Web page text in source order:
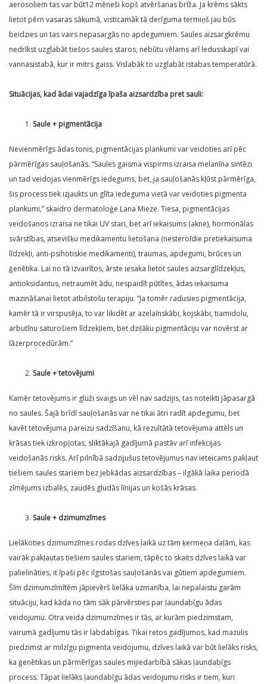
aerosoliem tas var būt12 mēneši kopš atvēršanas brīža. Ja krēms sākts
lietot pērn vasaras sākumā, visticamāk tā derīguma termiņš jau būs
beidzies un tas vairs nepasargās no apdegumiem. Saules aizsargkrēmu
nedrīkst uzglabāt tiešos saules staros, nebūtu vēlams arī ledusskapī vai
vannasistabā, kur ir mitrs gaiss. Vislabāk to uzglabāt istabas temperatūrā.
Situācijas, kad ādai vajadzīga īpaša aizsardzība pret sauli:
Saule + pigmentācija
Nevienmērīgs ādas tonis, pigmentācijas plankumi var veidoties arī pēc
pārmērīgas sauļošanās. “Saules gaisma vispirms izraisa melanīna sintēzi
un tad veidojas vienmērīgs iedegums, bet, ja sauļošanās kļūst pārmērīga,
šis process tiek izjaukts un glīta iedeguma vietā var veidoties pigmenta
plankumi,” skaidro dermatoloģe Lana Mieze. Tiesa, pigmentācijas
veidošanos izraisa ne tikai UV stari, bet arī iekaisums (akne), hormonālas
svārstības, atsevišķu medikamentu lietošana (nesteroīdie pretiekaisuma
līdzekļi, anti-psihotiskie medikamenti), traumas, apdegumi, brūces un
ģenētika. Lai no tā izvairītos, ārste iesaka lietot saules aizsarglīdzekļus,
antioksidantus, netraumēt ādu, nespaidīt pūtītes, ādas iekaisuma
mazināšanai lietot atbilstošu terapiju. “Ja tomēr radusies pigmentācija,
kamēr tā ir virspusēja, to var likidēt ar azelaīnskābi, kojskābi, tiamidolu,
arbutīnu saturošiem līdzekļiem, bet dziļāku pigmentāciju var novērst ar
lāzerprocedūrām.”
Saule + tetovējumi
Kamēr tetovējums ir gluži svaigs un vēl nav sadzijis, tas noteikti jāpasargā
no saules. Šajā brīdī sauļošanās var ne tikai ātri radīt apdegumu, bet
kavēt tetovējuma pareizu sadzīšanu, kā rezultātā tetovējuma attēls un
krāsas tiek izkropļotas, sliktākajā gadījumā pastāv arī infekcijas
veidošanās risks. Arī pilnībā sadzijušus tetovējumus nav ieteicams pakļaut
tiešiem saules stariem bez jebkādas aizsardzības – ilgākā laika periodā
zīmējums izbalēs, zaudēs gludās līnijas un košās krāsas.
Saule + dzimumzīmes
Lielākoties dzimumzīmes rodas dzīves laikā uz tām ķermeņa daļām, kas
vairāk pakļautas tiešiem saules stariem, tāpēc to skaits dzīves laikā var
palielināties, it īpaši pēc ilgstošas sauļošanās vai gūtiem apdegumiem.
Šīm dzimumzīmītēm jāpievērš lielāka uzmanība, lai nepalaistu garām
situāciju, kad kāda no tām sāk pārvērsties par ļaundabīgu ādas
veidojumu. Otra veida dzimumzīmes ir tās, ar kurām piedzimstam,
vairumā gadījumu tās ir labdabīgas. Tikai retos gadījumos, kad mazulis
pie­dzimst ar milzīgu pigmenta veidojumu, dzīves laikā var būt lielāks risks,
ka ģenētikas un pārmē­rīgas saules mijiedarbībā sākas ļaundabīgs
process. Tāpat lielāks ļaundabīgu ādas veidojumu risks ir tiem, kuri